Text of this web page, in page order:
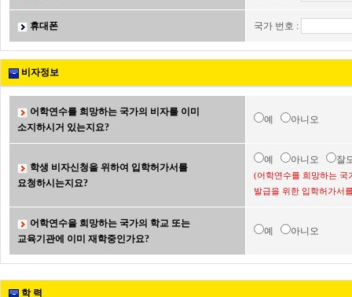
휴대폰 국가 번호 :
비자정보
어학연수를 희망하는 국가의 비자를 이미
소지하시거 있는지요?
예 아니오
학생 비자신청을 위하여 입학허가서를
요청하시는지요?
예 아니오 잘
(어학연수를 희망하는 국
발급을 위한 입학허가서
어학연수을 희망하는 국가의 학교 또는
교육기관에 이미 재학중인가요?
예 아니오
학 력